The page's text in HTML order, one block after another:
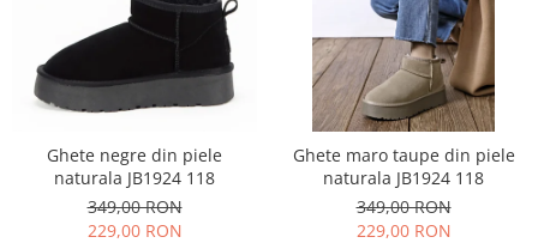
Ghete negre din piele
naturala JB1924 118
349,00 RON
229,00 RON
Ghete maro taupe din piele
naturala JB1924 118
349,00 RON
229,00 RON